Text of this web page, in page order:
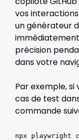
vos
un générateur
précision
dans votre
Par exemple,
cas de test
commande
npx playwright